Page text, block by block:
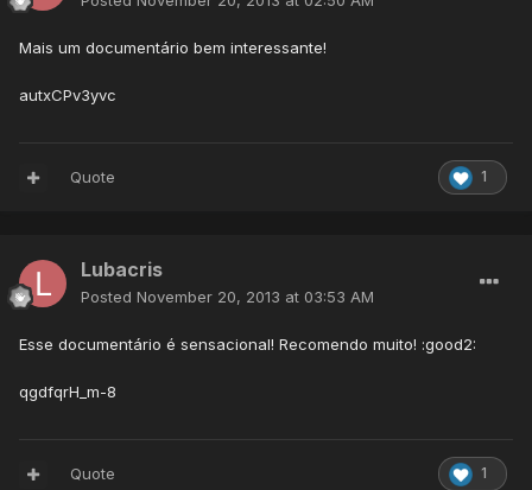
Mais um documentário bem interessante!
autxCPv3yvc
1
Quote
Lubacris
Posted November 20, 2013 at 03:53 AM
Esse documentário é sensacional! Recomendo muito! :good2:
qgdfqrH_m-8
1
Quote